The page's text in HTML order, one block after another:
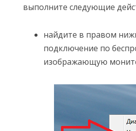
выполните следующие
найдите в правом
подключение по
изображающую